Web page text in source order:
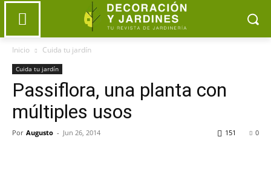
Inicio Cuida tu jardín
Cuida tu jardín
Passiflora, una planta con
múltiples usos
Por Augusto - Jun 26, 2014 0
151